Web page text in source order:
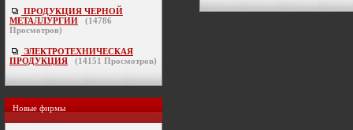
ПРОДУКЦИЯ ЧЕРНОЙ
МЕТАЛЛУРГИИ
(14786
Просмотров)
ЭЛЕКТРОТЕХНИЧЕСКАЯ
ПРОДУКЦИЯ
(14151 Просмотров)
Новые фирмы